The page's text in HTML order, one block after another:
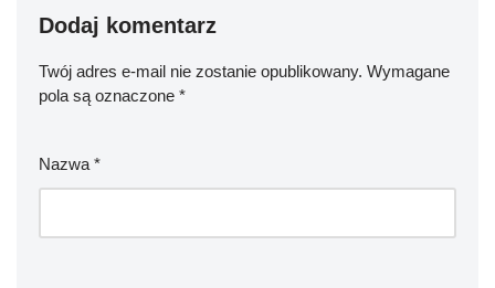
Dodaj komentarz
Twój adres e-mail nie zostanie opublikowany. Wymagane
pola są oznaczone *
Nazwa *